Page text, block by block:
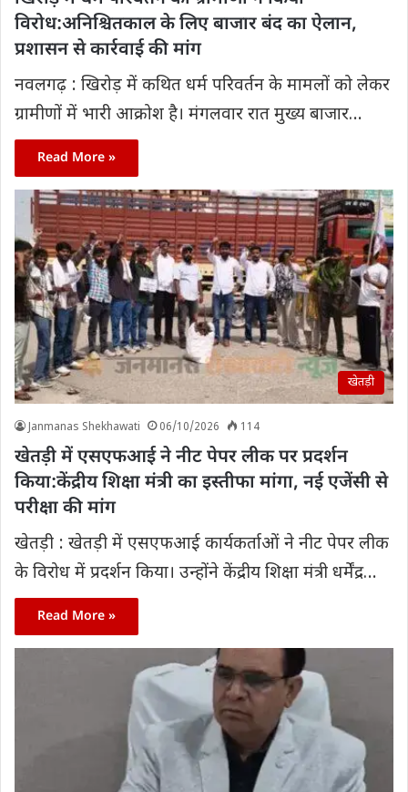
विरोध:अनिश्चितकाल के लिए बाजार बंद का ऐलान,
प्रशासन से कार्रवाई की मांग
नवलगढ़ : खिरोड़ में कथित धर्म परिवर्तन के मामलों को लेकर
ग्रामीणों में भारी आक्रोश है। मंगलवार रात मुख्य बाजार…
Read More »
खेतड़ी
Janmanas Shekhawati 06/10/2026 114
खेतड़ी में एसएफआई ने नीट पेपर लीक पर प्रदर्शन
किया:केंद्रीय शिक्षा मंत्री का इस्तीफा मांगा, नई एजेंसी से
परीक्षा की मांग
खेतड़ी : खेतड़ी में एसएफआई कार्यकर्ताओं ने नीट पेपर लीक
के विरोध में प्रदर्शन किया। उन्होंने केंद्रीय शिक्षा मंत्री धर्मेंद्र…
Read More »